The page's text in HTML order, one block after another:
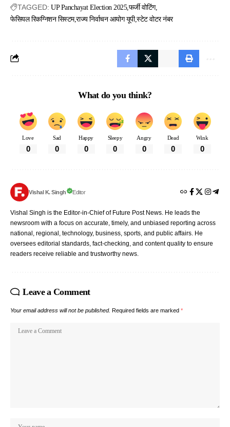
TAGGED: UP Panchayat Election 2025 फर्जी वोटिंग
फेसियल रिकग्निशन सिस्टम राज्य निर्वाचन आयोग यूपी स्टेट वोटर नंबर
What do you think?
Love
0
Sad
0
Happy
0
Sleepy
0
Angry
0
Dead
0
Wink
0
Vishal K. Singh Editor
Vishal Singh is the Editor-in-Chief of Future Post News. He leads the
newsroom with a focus on accurate, timely, and unbiased reporting across
national, regional, technology, business, sports, and public affairs. He
oversees editorial standards, fact-checking, and content quality to ensure
readers receive reliable and trustworthy news.
Leave a Comment
Your email address will not be published. Required fields are marked *